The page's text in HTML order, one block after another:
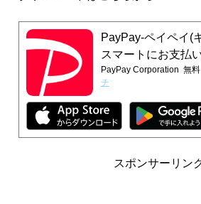
PayPay-ペイペイ(
スマートにお支払
PayPay Corporation 無料
チ
スポンサーリン